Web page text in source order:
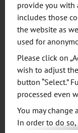
ein
Strukturen und
bewertet
Infrastruktur-
Grundwasser,
Die EU-
Euro.
provide you with
includes those
the website as
used for
Please click on
wish to adjust
button “Select.”
processed even
You may change
In order to do so,